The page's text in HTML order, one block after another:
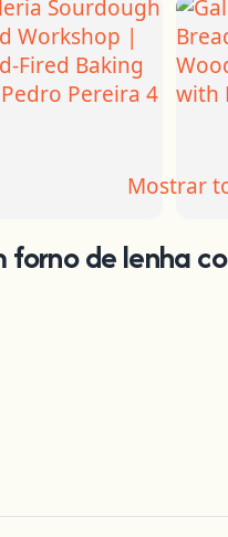
Mostrar
forno de lenha